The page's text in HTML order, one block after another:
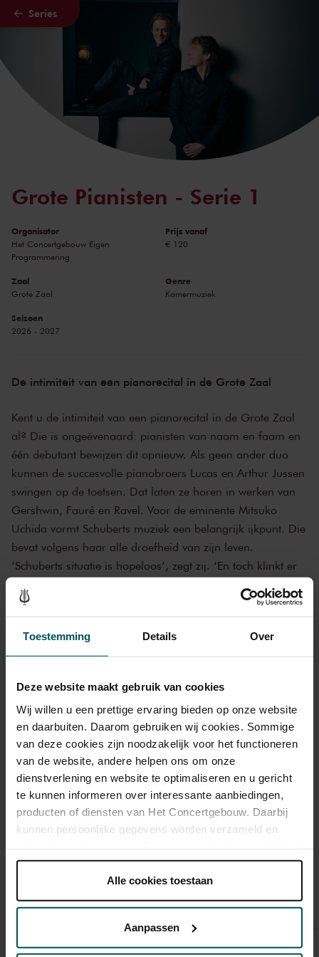
Toestemming Details Over
Deze website maakt gebruik van cookies
Wij willen u een prettige ervaring bieden op onze website
en daarbuiten. Daarom gebruiken wij cookies. Sommige
van deze cookies zijn noodzakelijk voor het functioneren
van de website, andere helpen ons om onze
dienstverlening en website te optimaliseren en u gericht
te kunnen informeren over interessante aanbiedingen,
producten of diensten van Het Concertgebouw. Daarbij
kunnen persoonlijke gegevens worden verzameld en
onder 'aanpassen' zelf welke cookies wij mogen
Lees onze cookieverklaring hier. Lees onze
Via decookieverklaringop onze website kunt u uw
Alle cookies toestaan
Aanpassen
Naar hoofdcontent
Series
Grote Pianisten - Serie 1
Organisator
Het Concertgebouw Eigen
Programmering
Prijs vanaf
€ 120
Zaal
Grote Zaal
Genre
Kamermuziek
Seizoen
2026 - 2027
De intimiteit van een pianorecital in de Grote Zaal
Kent u de intimiteit van een pianorecital in de Grote Zaal
al? Die is ongeëvenaard: pianisten van naam en faam en
één debutant bewijzen dit opnieuw. Als geen ander duo
kunnen de succesvolle pianobroers Lucas en Arthur Jussen
swingen op de toetsen. Dat laten ze horen in werken van
Gershwin, Fauré en Ravel. Voor de eminente Mitsuko
Uchida vormt Schuberts muziek een belangrijk ijkpunt. Die
bevat volgens haar alle droefheid van zijn leven.
‘Schuberts situatie is hopeloos’, zegt zij. ‘En toch klinkt er
Onder de handen van Arcadi Volodos veranderen de
noten van Brahms, Schumann en Schubert in pareltjes.
Yunchan Lim ging als jongste deelnemer ooit van de Van
medaille naar huis. Tijdens zijn solodebuut in de Grote
Zaal speelt hij stukken van een ander wonderkind: Mozart.
De serie besluit met een recital van grootmeester Grigory
Sokolov.
Bestel ook hetbonusconcertmee bij deze serie, met
daarin Evgeny Kissin én András Schiff in een duorecital.
Concerten uit deze serie
Grote Pianisten: Lucas en Arthur Jussen spelen